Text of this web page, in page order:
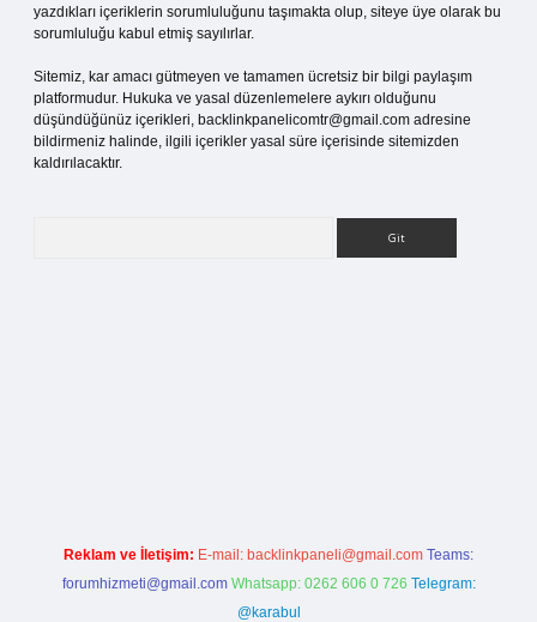
yazdıkları içeriklerin sorumluluğunu taşımakta olup, siteye üye olarak bu
sorumluluğu kabul etmiş sayılırlar.
Sitemiz, kar amacı gütmeyen ve tamamen ücretsiz bir bilgi paylaşım
platformudur. Hukuka ve yasal düzenlemelere aykırı olduğunu
düşündüğünüz içerikleri, backlinkpanelicomtr@gmail.com adresine
bildirmeniz halinde, ilgili içerikler yasal süre içerisinde sitemizden
kaldırılacaktır.
Reklam ve İletişim: E-mail: backlinkpaneli@gmail.com Teams:
forumhizmeti@gmail.com Whatsapp: 0262 606 0 726 Telegram:
@karabul